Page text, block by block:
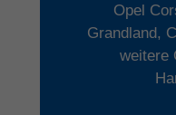
Opel
Grandland,
weitere